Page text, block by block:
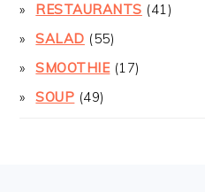
RESTAURANTS (41)
SALAD (55)
SMOOTHIE(17)
SOUP (49)